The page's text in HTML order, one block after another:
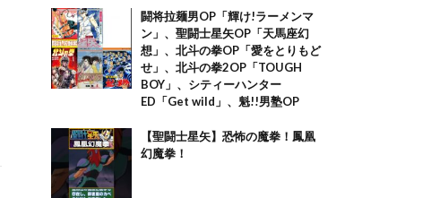
闘将拉麺男OP「輝け!ラーメンマ
ン」、聖闘士星矢OP「天馬座幻
想」、北斗の拳OP「愛をとりもど
せ」、北斗の拳2OP「TOUGH
BOY」、シティーハンター
ED「Get wild」、魁!!男塾OP
【聖闘士星矢】恐怖の魔拳！鳳凰
幻魔拳！